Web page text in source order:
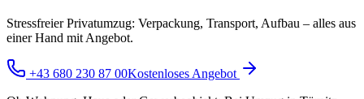
Stressfreier Privatumzug: Verpackung, Transport, Aufbau – alles aus
einer Hand mit Angebot.
+43 680 230 87 00Kostenloses Angebot